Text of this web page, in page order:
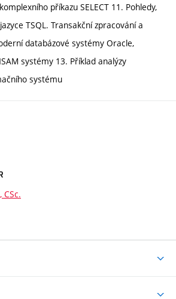
příkazu SELECT 11. Pohledy,
TSQL. Transakční zpracování a
databázové systémy Oracle,
systémy 13. Příklad analýzy
systému
CSc.